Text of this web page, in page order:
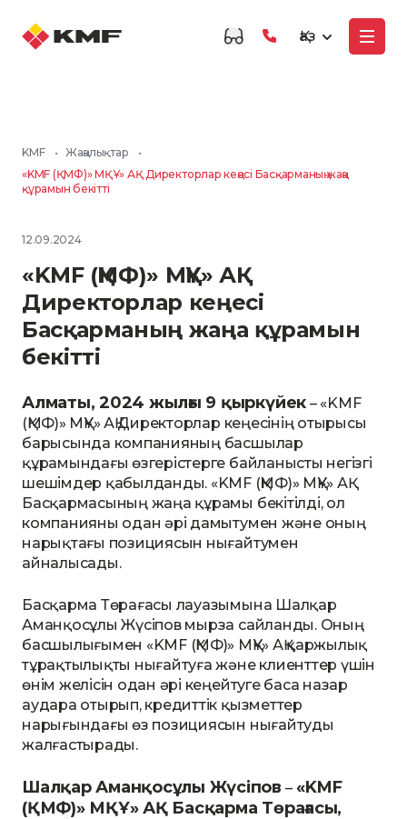
Қаз
KMF • Жаңалықтар
•
«KMF (ҚМФ)» МҚҰ» АҚ Директорлар кеңесі Басқарманың жаңа
құрамын бекітті
12.09.2024
«KMF (ҚМФ)» МҚҰ» АҚ
Директорлар кеңесі
Басқарманың жаңа құрамын
бекітті
Алматы, 2024 жылғы 9 қыркүйек – «KMF
(ҚМФ)» МҚҰ» АҚ Директорлар кеңесінің отырысы
барысында компанияның басшылар
құрамындағы өзгерістерге байланысты негізгі
шешімдер қабылданды. «KMF (ҚМФ)» МҚҰ» АҚ
Басқармасының жаңа құрамы бекітілді, ол
компанияны одан әрі дамытумен және оның
нарықтағы позициясын нығайтумен
айналысады.
Басқарма Төрағасы лауазымына Шалқар
Аманқосұлы Жүсіпов мырза сайланды. Оның
басшылығымен «KMF (ҚМФ)» МҚҰ» АҚ қаржылық
тұрақтылықты нығайтуға және клиенттер үшін
өнім желісін одан әрі кеңейтуге баса назар
аудара отырып, кредиттік қызметтер
нарығындағы өз позициясын нығайтуды
жалғастырады.
Шалқар Аманқосұлы Жүсіпов –«KMF
(ҚМФ)» МҚҰ» АҚ Басқарма Төрағасы,